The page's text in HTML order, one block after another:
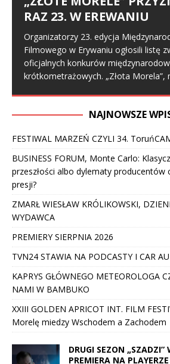
RAZ 23. W EREWANIU
Organizatorzy 23. edycja
Filmowego w Erywaniu ogłosili listę
oficjalnych konkurów
krótkometrażowych. „Złota Morela”,
NAJNOWSZE
FESTIWAL MARZEŃ CZYLI 34.
BUSINESS FORUM, Monte Carlo:
przeszłości albo dylematy producentów
presji?
ZMARŁ WIESŁAW KRÓLIKOWSKI,
WYDAWCA
PREMIERY SIERPNIA 2026
TVN24 STAWIA NA PODCASTY I CAR
KAPRYS GŁÓWNEGO METEOROLOGA
NAMI W BAMBUKO
XXIII GOLDEN APRICOT INT. FILM
Morelę miedzy Wschodem a Zachodem
DRUGI SEZON „SZADZI”
PREMIERA NA PLAYERZE